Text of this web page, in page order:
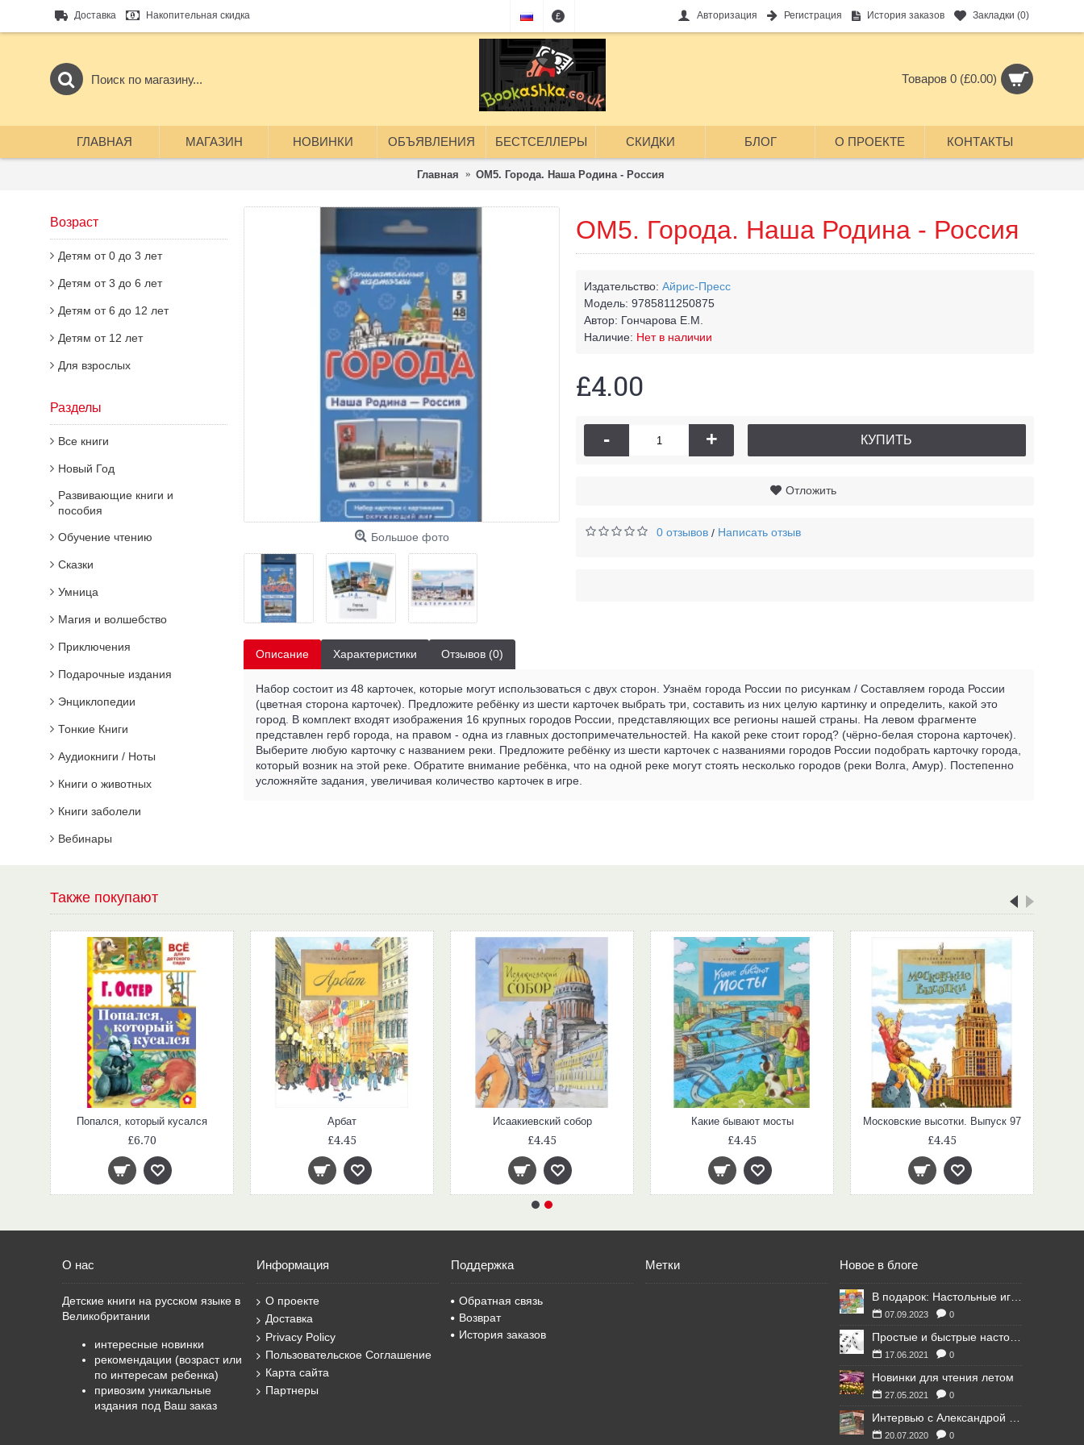
Доставка Накопительная скидка £ Авторизация Регистрация История заказов Закладки (0)
Товаров 0 (£0.00)
ГЛАВНАЯ МАГАЗИН НОВИНКИ ОБЪЯВЛЕНИЯ БЕСТСЕЛЛЕРЫ СКИДКИ БЛОГ О ПРОЕКТЕ КОНТАКТЫ
Главная ОМ5. Города. Наша Родина - Россия
Возраст
Детям от 0 до 3 лет
Детям от 3 до 6 лет
Детям от 6 до 12 лет
Детям от 12 лет
Для взрослых
Разделы
Все книги
Новый Год
Развивающие книги и
пособия
Обучение чтению
Сказки
Умница
Магия и волшебство
Приключения
Подарочные издания
Энциклопедии
Тонкие Книги
Аудиокниги / Ноты
Книги о животных
Книги заболели
Вебинары
Большое фото
ОМ5. Города. Наша Родина - Россия
Издательство: Айрис-Пресс
Модель: 9785811250875
Автор: Гончарова Е.М.
Наличие: Нет в наличии
£4.00
- + КУПИТЬ
Отложить
0 отзывов / Написать отзыв
Описание Характеристики Отзывов (0)
Набор состоит из 48 карточек, которые могут использоваться с двух сторон. Узнаём города России по рисункам / Составляем города России
(цветная сторона карточек). Предложите ребёнку из шести карточек выбрать три, составить из них целую картинку и определить, какой это
город. В комплект входят изображения 16 крупных городов России, представляющих все регионы нашей страны. На левом фрагменте
представлен герб города, на правом - одна из главных достопримечательностей. На какой реке стоит город? (чёрно-белая сторона карточек).
Выберите любую карточку с названием реки. Предложите ребёнку из шести карточек с названиями городов России подобрать карточку города,
который возник на этой реке. Обратите внимание ребёнка, что на одной реке могут стоять несколько городов (реки Волга, Амур). Постепенно
усложняйте задания, увеличивая количество карточек в игре.
Также покупают
Попался, который кусался
£6.70
Арбат
£4.45
Исаакиевский собор
£4.45
Какие бывают мосты
£4.45
Московские высотки. Выпуск 97
£4.45
О нас
Детские книги на русском языке в
Великобритании
интересные новинки
рекомендации (возраст или
по интересам ребенка)
привозим уникальные
издания под Ваш заказ
Информация
О проекте
Доставка
Privacy Policy
Пользовательское Соглашение
Карта сайта
Партнеры
Поддержка
Обратная связь
Возврат
История заказов
Метки Новое в блоге
07.09.2023 0
17.06.2021 0
Новинки для чтения летом
27.05.2021 0
20.07.2020 0